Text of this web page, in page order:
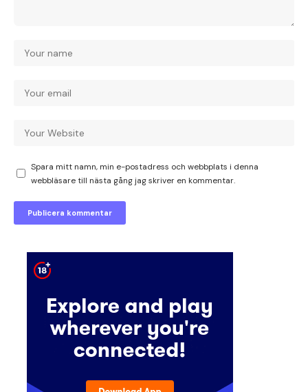
Spara mitt namn, min e-postadress och webbplats i denna
webbläsare till nästa gång jag skriver en kommentar.